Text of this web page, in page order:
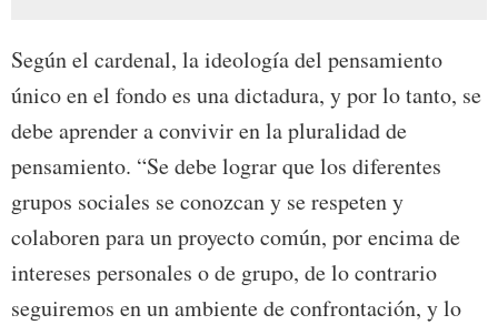
Según el cardenal, la ideología del pensamiento
único en el fondo es una dictadura, y por lo tanto, se
debe aprender a convivir en la pluralidad de
pensamiento. “Se debe lograr que los diferentes
grupos sociales se conozcan y se respeten y
colaboren para un proyecto común, por encima de
intereses personales o de grupo, de lo contrario
seguiremos en un ambiente de confrontación, y lo